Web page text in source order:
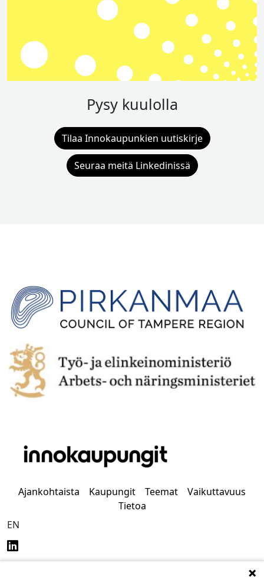
Pysy kuulolla
Tilaa Innokaupunkien uutiskirje
Seuraa meitä Linkedinissä
Ajankohtaista Kaupungit Teemat
Vaikuttavuus
Tietoa
EN